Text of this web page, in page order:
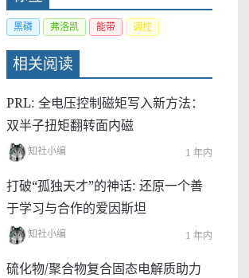
黑磷 弗洛凯 能带 调控
相关阅读
PRL: 全电压控制磁矩写入新方法：
双半子扭矩翻转面内磁
知社小编 1 年内
打破“孤独天才”的神话: 还原一个善
于学习与合作的爱因斯坦
知社小编 1 年内
硫化物/聚合物复合固态电解质助力